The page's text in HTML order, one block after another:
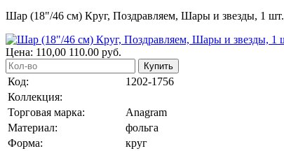
Шар (18"/46 см) Круг, Поздравляем, Шары и звезды, 1 шт.
Цена: 110,00 110.00 руб.
Купить
Код:
1202-1756
Коллекция:
Торговая марка:
Anagram
Материал:
фольга
Форма:
круг